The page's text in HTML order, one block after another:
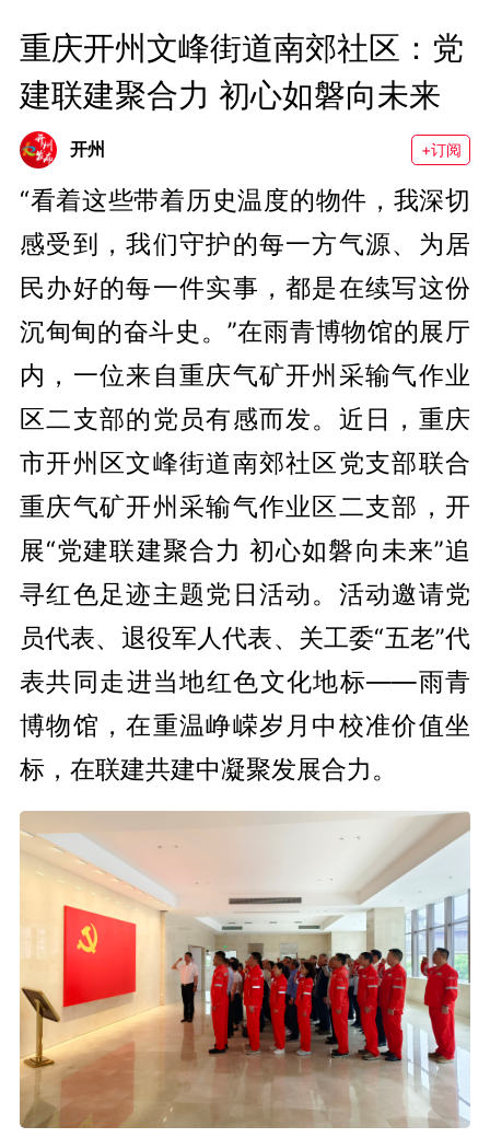
重庆开州文峰街道南郊社区：党
建联建聚合力 初心如磐向未来
开州 +订阅
“看着这些带着历史温度的物件，我深切
感受到，我们守护的每一方气源、为居
民办好的每一件实事，都是在续写这份
沉甸甸的奋斗史。”在雨青博物馆的展厅
内，一位来自重庆气矿开州采输气作业
区二支部的党员有感而发。近日，重庆
市开州区文峰街道南郊社区党支部联合
重庆气矿开州采输气作业区二支部，开
展“党建联建聚合力 初心如磐向未来”追
寻红色足迹主题党日活动。活动邀请党
员代表、退役军人代表、关工委“五老”代
表共同走进当地红色文化地标——雨青
博物馆，在重温峥嵘岁月中校准价值坐
标，在联建共建中凝聚发展合力。